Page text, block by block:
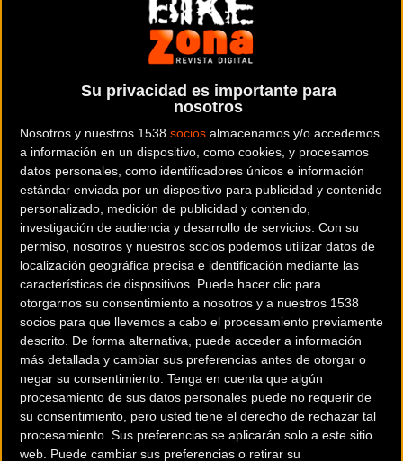
Su privacidad es importante para
nosotros
Nosotros y nuestros 1538 socios almacenamos y/o accedemos
a información en un dispositivo, como cookies, y procesamos
datos personales, como identificadores únicos e información
estándar enviada por un dispositivo para publicidad y contenido
personalizado, medición de publicidad y contenido,
investigación de audiencia y desarrollo de servicios. Con su
permiso, nosotros y nuestros socios podemos utilizar datos de
localización geográfica precisa e identificación mediante las
características de dispositivos. Puede hacer clic para
otorgarnos su consentimiento a nosotros y a nuestros 1538
socios para que llevemos a cabo el procesamiento previamente
descrito. De forma alternativa, puede acceder a información
más detallada y cambiar sus preferencias antes de otorgar o
negar su consentimiento. Tenga en cuenta que algún
procesamiento de sus datos personales puede no requerir de
su consentimiento, pero usted tiene el derecho de rechazar tal
procesamiento. Sus preferencias se aplicarán solo a este sitio
web. Puede cambiar sus preferencias o retirar su
Noticia deciclismopublicada eldomingo, 18 de agosto de 2024
las10:57h en la sección de Carretera
Las pruebas Volta a València Women y Volta a Valencia masculina
quese disputarán del 5 al 8 de septiembre, anuncian sus sedes, las
localidades que acogerán salidas y metas de las etapas.
En concreto, la Volta a València Women se celebrará el día 5 de
septiembre y lo hará con la salida desde Godella . Desde allí se
pondrá en marcha la competición, en horario vespertino, que
supone todo un hito para el ciclismo femenino nacional. La